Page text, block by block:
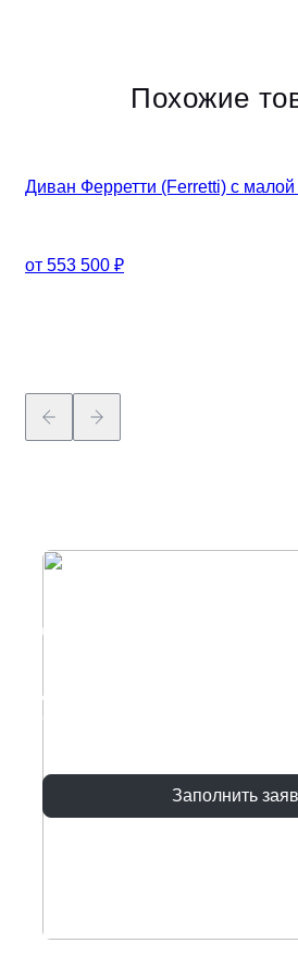
Похожие
Диван Ферретти (Ferretti) с малой
от 553 500 ₽
дизайном под ваш
Заполнить